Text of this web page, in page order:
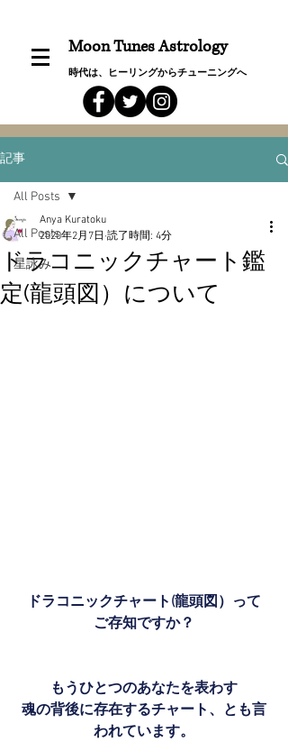
Moon Tunes Astrology
時代は、ヒーリングからチューニングへ
記事
All Posts
星詠み
All Posts
ドラコニックチャート鑑
定(龍頭図）について
Anya Kuratoku
2020年2月7日 読了時間: 4分
ドラコニックチャート(龍頭図）って
ご存知ですか？
もうひとつのあなたを表わす
魂の背後に存在するチャート、とも言
われています。